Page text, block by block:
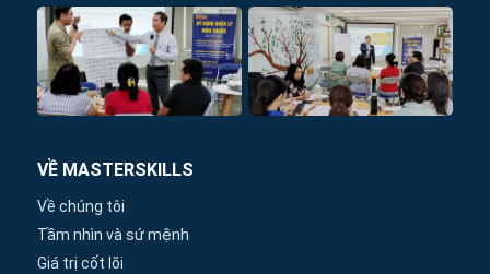
VỀ MASTERSKILLS
Về chúng tôi
Tầm nhìn và sứ mệnh
Giá trị cốt lõi